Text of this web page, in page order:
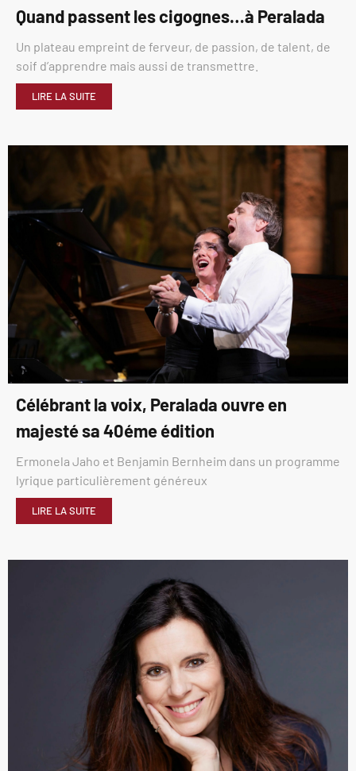
Quand passent les cigognes…à Peralada
Un plateau empreint de ferveur, de passion, de talent, de
soif d’apprendre mais aussi de transmettre.
LIRE LA SUITE
Célébrant la voix, Peralada ouvre en
majesté sa 40éme édition
Ermonela Jaho et Benjamin Bernheim dans un programme
lyrique particulièrement généreux
LIRE LA SUITE